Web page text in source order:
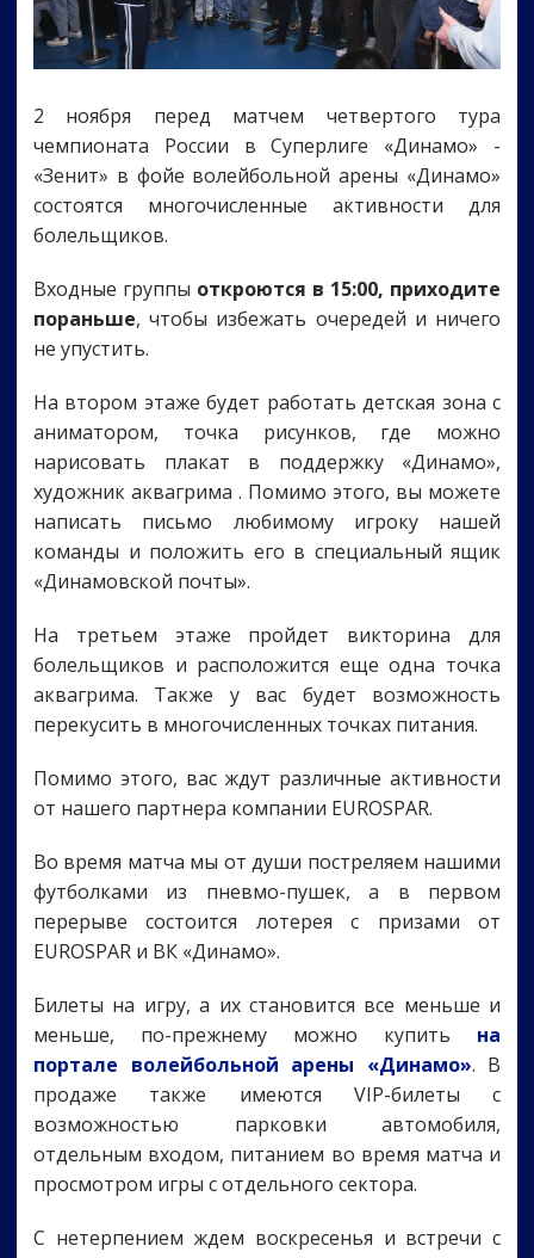
2 ноября перед матчем четвертого тура
чемпионата России в Суперлиге «Динамо» -
«Зенит» в фойе волейбольной арены «Динамо»
состоятся многочисленные активности для
болельщиков.
Входные группы откроются в 15:00, приходите
пораньше, чтобы избежать очередей и ничего
не упустить.
На втором этаже будет работать детская зона с
аниматором, точка рисунков, где можно
нарисовать плакат в поддержку «Динамо»,
художник аквагрима . Помимо этого, вы можете
написать письмо любимому игроку нашей
команды и положить его в специальный ящик
«Динамовской почты».
На третьем этаже пройдет викторина для
болельщиков и расположится еще одна точка
аквагрима. Также у вас будет возможность
перекусить в многочисленных точках питания.
Помимо этого, вас ждут различные активности
от нашего партнера компании EUROSPAR.
Во время матча мы от души постреляем нашими
футболками из пневмо-пушек, а в первом
перерыве состоится лотерея с призами от
EUROSPAR и ВК «Динамо».
Билеты на игру, а их становится все меньше и
меньше, по-прежнему можно купить на
портале волейбольной арены «Динамо». В
продаже также имеются VIP-билеты с
возможностью парковки автомобиля,
отдельным входом, питанием во время матча и
просмотром игры с отдельного сектора.
С нетерпением ждем воскресенья и встречи с